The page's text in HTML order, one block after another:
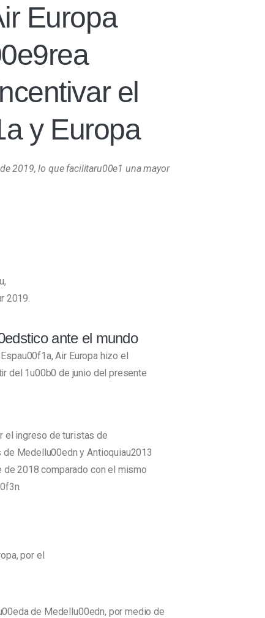
Europa
el
y Europa
2019, lo que facilitaru00e1 una mayor
2019.
ante el mundo
Air Europa hizo el
del 1u00b0 de junio del presente
el ingreso de turistas de
Medellu00edn y Antioquiau2013
de 2018 comparado con el mismo
por el
de Medellu00edn, por medio de